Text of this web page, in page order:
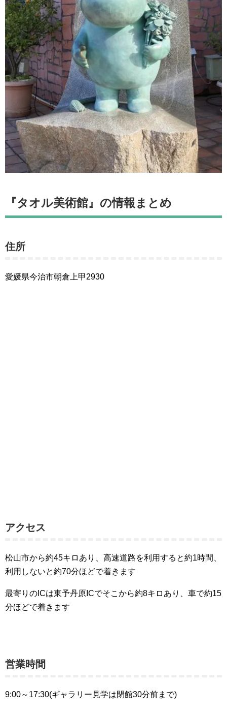
『タオル美術館』の情報まとめ
住所
愛媛県今治市朝倉上甲2930
アクセス
松山市から約45キロあり、高速道路を利用すると約1時間、
利用しないと約70分ほどで着きます
最寄りのICは東予丹原ICでそこから約8キロあり、車で約15
分ほどで着きます
営業時間
9:00～17:30(ギャラリー見学は閉館30分前まで)